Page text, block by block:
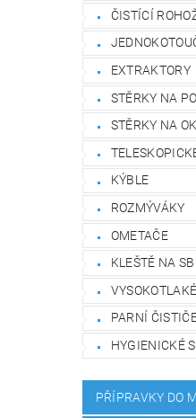
ČISTÍCÍ
EXTRAKTORY
STĚRKY NA
STĚRKY NA
KÝBLE
ROZMÝVÁKY
OMETAČE
KLEŠTĚ NA
PARNÍ
HYGIENICKÉ
PŘÍPRAVKY DO